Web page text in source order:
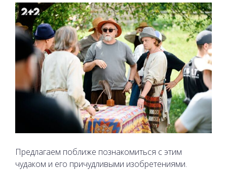
Предлагаем поближе познакомиться с этим
чудаком и его причудливыми изобретениями.